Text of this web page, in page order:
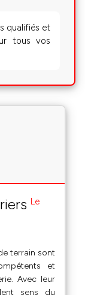
qualifiés et
tous vos
Le
terrain sont
et
Avec leur
sens du